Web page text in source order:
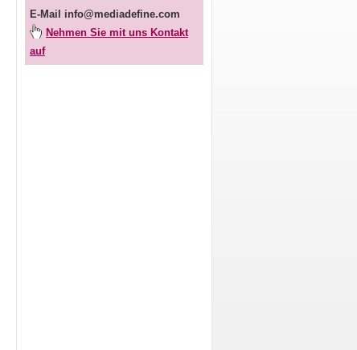
E-Mail info@mediadefine.com
Nehmen Sie mit uns Kontakt
auf